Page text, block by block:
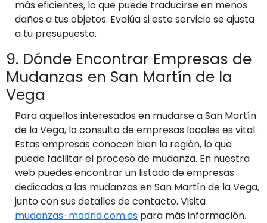
más eficientes, lo que puede traducirse en menos
daños a tus objetos. Evalúa si este servicio se ajusta
a tu presupuesto.
9. Dónde Encontrar Empresas de
Mudanzas en San Martín de la
Vega
Para aquellos interesados en mudarse a San Martín
de la Vega, la consulta de empresas locales es vital.
Estas empresas conocen bien la región, lo que
puede facilitar el proceso de mudanza. En nuestra
web puedes encontrar un listado de empresas
dedicadas a las mudanzas en San Martín de la Vega,
junto con sus detalles de contacto. Visita
mudanzas-madrid.com.es para más información.